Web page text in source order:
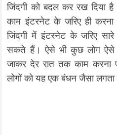
जिंदगी को बदल कर रख
काम इंटरनेट के जरिए ही
जिंदगी में इंटरनेट के जरिए
सकते हैं। ऐसे भी कुछ लोग ऐसे
जाकर देर रात तक काम करना
लोगों को यह एक बंधन जैसा लगता